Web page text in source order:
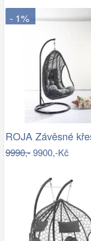
- 1%
9990,-9900,-Kč